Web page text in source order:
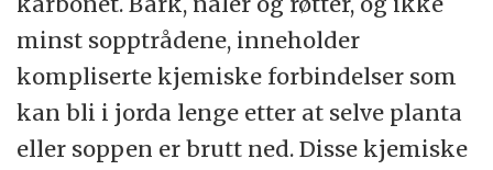
minst sopptrådene, inneholder
kompliserte kjemiske forbindelser som
kan bli i jorda lenge etter at selve planta
eller soppen er brutt ned. Disse kjemiske